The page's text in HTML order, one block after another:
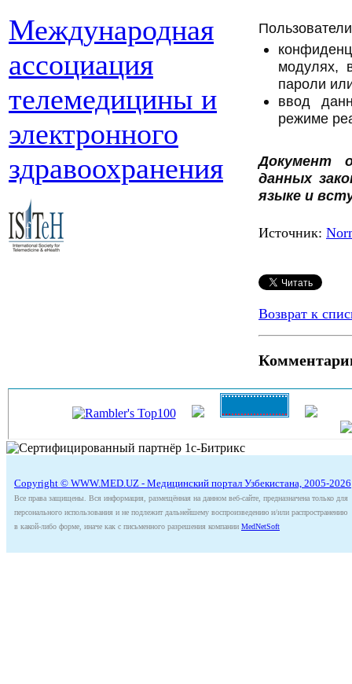
Международная
ассоциация
телемедицины и
электронного
здравоохранения
модулях,
пароли
ввод
режиме
Документ
данных
языке и
Источник:
Возврат к
Copyright © WWW.MED.UZ - Медицинский портал Узбекистана, 2005-2026
Все права защищены. Вся информация, размещённая на данном веб-сайте, предназначена только для
персонального использования и не подлежит дальнейшему воспроизведению и/или распространению
в какой-либо форме, иначе как с письменного разрешения компании MedNetSoft